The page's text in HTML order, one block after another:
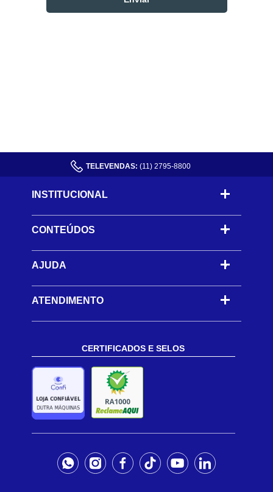
TELEVENDAS: (11) 2795-8800
INSTITUCIONAL
CONTEÚDOS -
AJUDA -
ATENDIMENTO
CERTIFICADOS E SELOS